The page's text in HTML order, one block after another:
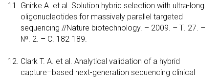
Gnirke A. et al. Solution hybrid selection with ultra-long
oligonucleotides for massively parallel targeted
sequencing //Nature biotechnology. – 2009. – Т. 27. –
№. 2. – С. 182-189.
Clark T. A. et al. Analytical validation of a hybrid
capture–based next-generation sequencing clinical